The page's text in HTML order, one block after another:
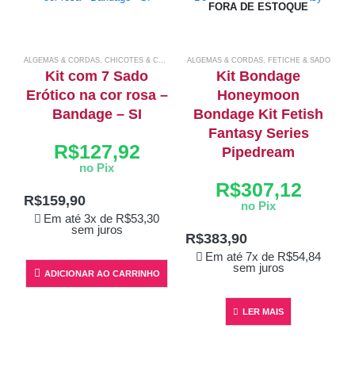
ALGEMAS & CORDAS CHICOTES & CHIBATAS , COLEIRAS & CHOKERS, FETICHE & SADO
Kit com 7 Sado
Erótico na cor rosa –
Bandage – SI
R$159,90
Em até 3x de R$53,30
sem juros
R$127,92
no Pix
ADICIONAR AO CARRINHO
FORA DE ESTOQUE
ALGEMAS & CORDAS, FETICHE & SADO
Kit Bondage
Honeymoon
Bondage Kit Fetish
Fantasy Series
Pipedream
R$383,90
Em até 7x de R$54,84
sem juros
R$307,12
no Pix
LER MAIS